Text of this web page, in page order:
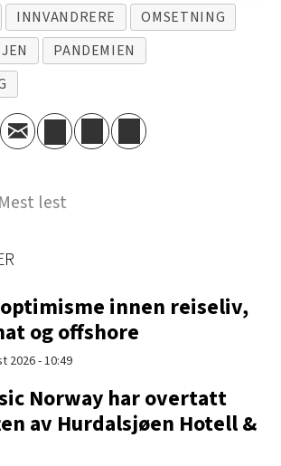
INNVANDRERE
OMSETNING
PANDEMIEN
Mest lest
innen reiseliv,
og offshore
2026 - 10:49
Norway har overtatt
av Hurdalsjøen Hotell &